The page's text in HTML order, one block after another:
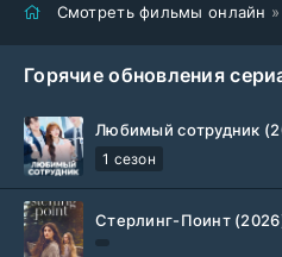
Смотреть фильмы онлайн »
Горячие обновления
Любимый сотрудник
1 сезон
Стерлинг-Поинт